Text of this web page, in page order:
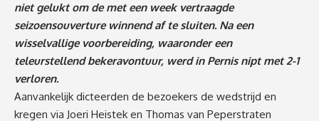
niet gelukt om de met een week vertraagde
seizoensouverture winnend af te sluiten. Na een
wisselvallige voorbereiding, waaronder een
teleurstellend bekeravontuur, werd in Pernis nipt met 2-1
verloren.
Aanvankelijk dicteerden de bezoekers de wedstrijd en
kregen via Joeri Heistek en Thomas van Peperstraten